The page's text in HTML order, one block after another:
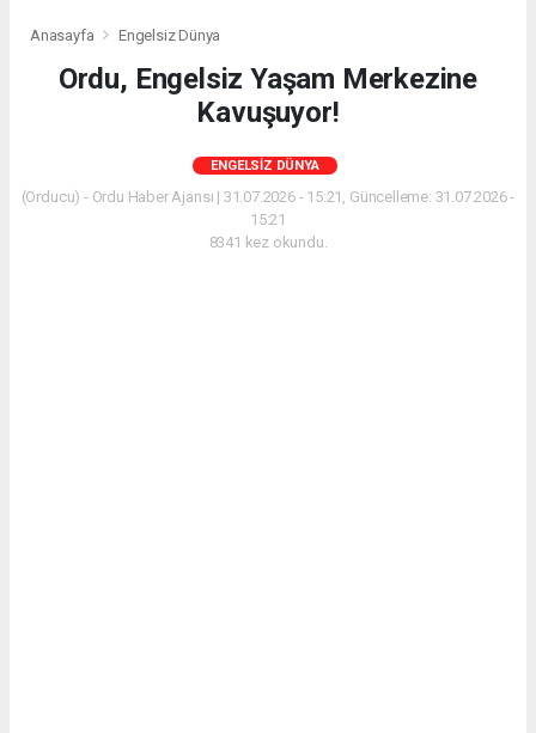
Anasayfa Engelsiz Dünya
Ordu, Engelsiz Yaşam Merkezine
Kavuşuyor!
ENGELSIZ DÜNYA
(Orducu) - Ordu Haber Ajansı | 31.07.2026 - 15:21, Güncelleme: 31.07.2026 -
15:21
8341 kez okundu.